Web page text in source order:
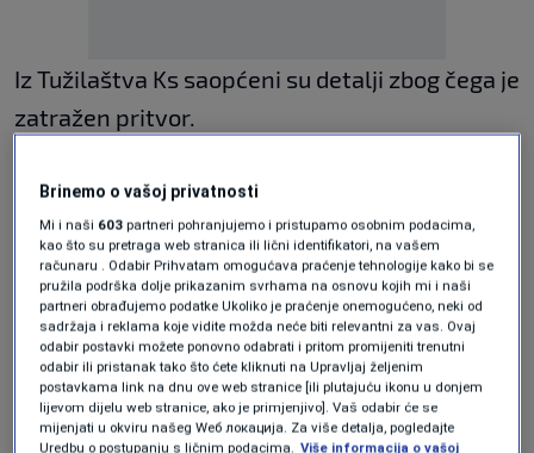
Iz Tužilaštva Ks saopćeni su detalji zbog čega je
zatražen pritvor.
utjecaja na svjedoke, skrivanje dokaza,
ometanja istrage, ponavljanja krivičnog djela i
zbog opasnosti da bi boravkom na slobodi
osumnjičenog moglo doći do uznemirenja
javnosti", navedeno je u saopćenju Tužilaštva
KS
Brinemo o vašoj privatnosti
Mi i naši 603 partneri pohranjujemo i pristupamo osobnim podacima,
kao što su pretraga web stranica ili lični identifikatori, na vašem
računaru . Odabir Prihvatam omogućava praćenje tehnologije kako bi se
pružila podrška dolje prikazanim svrhama na osnovu kojih mi i naši
partneri obrađujemo podatke Ukoliko je praćenje onemogućeno, neki od
sadržaja i reklama koje vidite možda neće biti relevantni za vas. Ovaj
odabir postavki možete ponovno odabrati i pritom promijeniti trenutni
odabir ili pristanak tako što ćete kliknuti na Upravljaj željenim
postavkama link na dnu ove web stranice [ili plutajuću ikonu u donjem
lijevom dijelu web stranice, ako je primjenjivo]. Vaš odabir će se
mijenjati u okviru našeg Wеб локација. Za više detalja, pogledajte
Uredbu o postupanju s ličnim podacima. Više informacija o vašoj